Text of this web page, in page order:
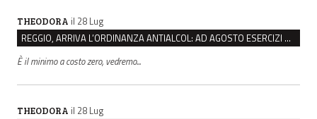
THEODORA il 28 Lug
REGGIO, ARRIVA L’ORDINANZA ANTIALCOL: AD AGOSTO ESERCIZI DI VICINATO CHIUSI DALLE 22 ALLE 6
È il minimo a costo zero, vedremo...
THEODORA il 28 Lug